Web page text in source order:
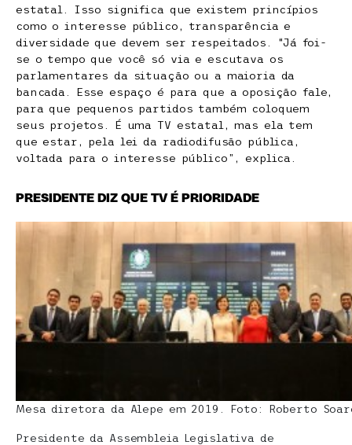
estatal. Isso significa que existem princípios
como o interesse público, transparência e
diversidade que devem ser respeitados. “Já foi-
se o tempo que você só via e escutava os
parlamentares da situação ou a maioria da
bancada. Esse espaço é para que a oposição fale,
para que pequenos partidos também coloquem
seus projetos. É uma TV estatal, mas ela tem
que estar, pela lei da radiodifusão pública,
voltada para o interesse público”, explica.
PRESIDENTE DIZ QUE TV É PRIORIDADE
Mesa diretora da Alepe em 2019. Foto: Roberto
Presidente da Assembleia Legislativa de